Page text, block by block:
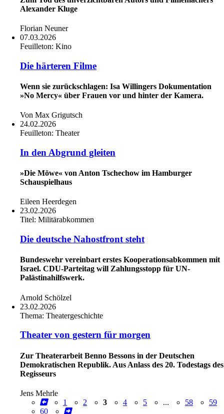
Alexander Kluge
Florian Neuner
07.03.2026
Feuilleton: Kino
Die härteren Filme
Wenn sie zurückschlagen: Isa Willingers Dokumentation
»No Mercy« über Frauen vor und hinter der Kamera.
Von Max Grigutsch
24.02.2026
Feuilleton: Theater
In den Abgrund gleiten
»Die Möwe« von Anton Tschechow im Hamburger
Schauspielhaus
Eileen Heerdegen
23.02.2026
Titel: Militärabkommen
Die deutsche Nahostfront steht
Bundeswehr vereinbart erstes Kooperationsabkommen mit
Israel. CDU-Parteitag will Zahlungsstopp für UN-
Palästinahilfswerk.
Arnold Schölzel
23.02.2026
Thema: Theatergeschichte
Theater von gestern für morgen
Zur Theaterarbeit Benno Bessons in der Deutschen
Demokratischen Republik. Aus Anlass des 20. Todestags des
Regisseurs
Jens Mehrle
1
2 3 4 5 ... 58
59
60